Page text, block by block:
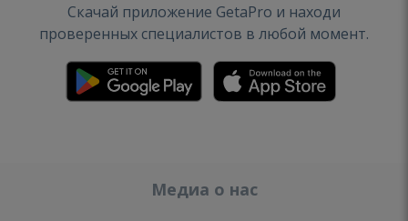
Скачай приложение GetaPro и находи
проверенных специалистов в любой момент.
Медиа о нас